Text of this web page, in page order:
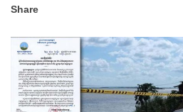
Share